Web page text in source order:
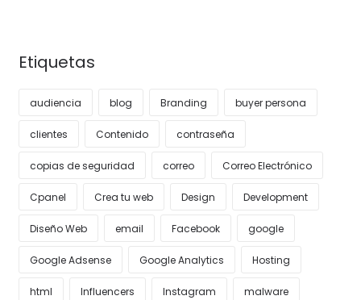
Etiquetas
audiencia blog Branding buyer persona
clientes Contenido contraseña
copias de seguridad correo Correo Electrónico
Cpanel Crea tu web Design Development
Diseño Web email Facebook google
Google Adsense Google Analytics Hosting
html Influencers Instagram malware